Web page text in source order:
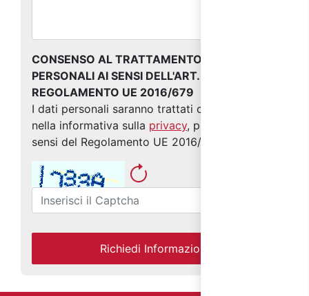
CONSENSO AL TRATTAMENTO DEI DATI
PERSONALI AI SENSI DELL'ART. 13 DEL
REGOLAMENTO UE 2016/679
I dati personali saranno trattati come indicato
nella informativa sulla privacy, predisposta ai
sensi del Regolamento UE 2016/679
Richiedi Informazioni